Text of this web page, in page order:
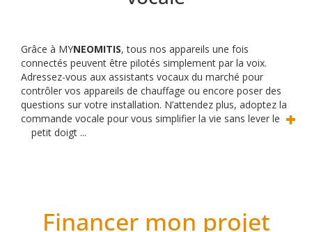
Grâce à MYNEOMITIS, tous nos appareils une fois
connectés peuvent être pilotés simplement par la voix.
Adressez-vous aux assistants vocaux du marché pour
contrôler vos appareils de chauffage ou encore poser des
questions sur votre installation. N’attendez plus, adoptez la
commande vocale pour vous simplifier la vie sans lever le
petit doigt ...
Financer mon projet